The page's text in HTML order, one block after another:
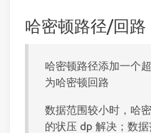
哈密顿路径/回路
哈密顿路径添加一个
为哈密顿回路
数据范围较小时，哈
的状压 dp 解决；数